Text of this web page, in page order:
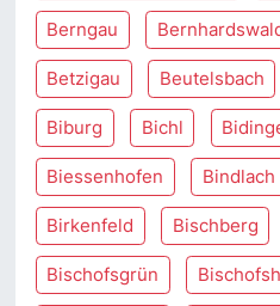
Berngau
Betzigau Beutelsbach
Biburg Bichl
Biessenhofen Bindlach
Birkenfeld Bischberg
Bischofsgrün